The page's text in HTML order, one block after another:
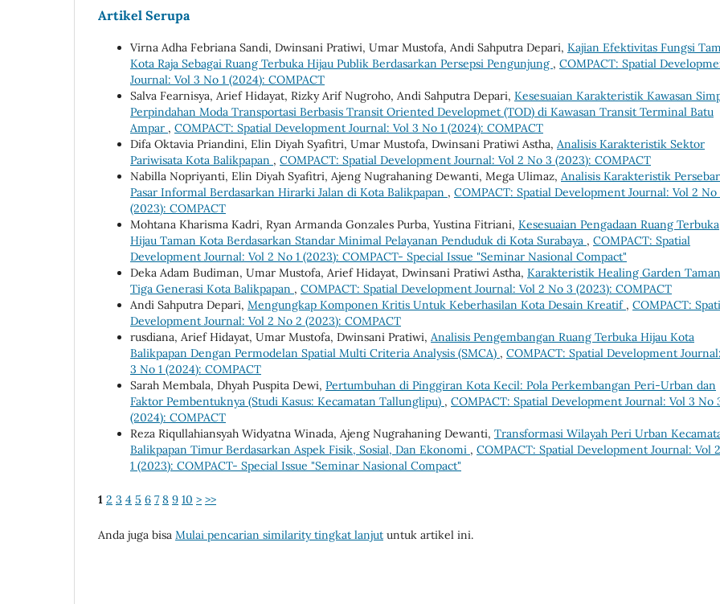
Artikel Serupa
Virna Adha Febriana Sandi, Dwinsani Pratiwi, Umar Mustofa, Andi Sahputra Depari, Kajian Efektivitas Fungsi
Kota Raja Sebagai Ruang Terbuka Hijau Publik Berdasarkan Persepsi Pengunjung , COMPACT: Spatial
Journal: Vol 3 No 1 (2024): COMPACT
Salva Fearnisya, Arief Hidayat, Rizky Arif Nugroho, Andi Sahputra Depari, Kesesuaian Karakteristik Kawasan
Perpindahan Moda Transportasi Berbasis Transit Oriented Developmet (TOD) di Kawasan Transit Terminal Batu
Ampar , COMPACT: Spatial Development Journal: Vol 3 No 1 (2024): COMPACT
Difa Oktavia Priandini, Elin Diyah Syafitri, Umar Mustofa, Dwinsani Pratiwi Astha, Analisis Karakteristik Sektor
Pariwisata Kota Balikpapan , COMPACT: Spatial Development Journal: Vol 2 No 3 (2023): COMPACT
Nabilla Nopriyanti, Elin Diyah Syafitri, Ajeng Nugrahaning Dewanti, Mega Ulimaz, Analisis Karakteristik
Pasar Informal Berdasarkan Hirarki Jalan di Kota Balikpapan , COMPACT: Spatial Development Journal: Vol 2 No
(2023): COMPACT
Mohtana Kharisma Kadri, Ryan Armanda Gonzales Purba, Yustina Fitriani, Kesesuaian Pengadaan Ruang Terbuka
Hijau Taman Kota Berdasarkan Standar Minimal Pelayanan Penduduk di Kota Surabaya , COMPACT: Spatial
Development Journal: Vol 2 No 1 (2023): COMPACT- Special Issue "Seminar Nasional Compact"
Deka Adam Budiman, Umar Mustofa, Arief Hidayat, Dwinsani Pratiwi Astha, Karakteristik Healing Garden Taman
Tiga Generasi Kota Balikpapan , COMPACT: Spatial Development Journal: Vol 2 No 3 (2023): COMPACT
Andi Sahputra Depari, Mengungkap Komponen Kritis Untuk Keberhasilan Kota Desain Kreatif , COMPACT:
Development Journal: Vol 2 No 2 (2023): COMPACT
rusdiana, Arief Hidayat, Umar Mustofa, Dwinsani Pratiwi, Analisis Pengembangan Ruang Terbuka Hijau Kota
Balikpapan Dengan Permodelan Spatial Multi Criteria Analysis (SMCA) , COMPACT: Spatial Development
3 No 1 (2024): COMPACT
Sarah Membala, Dhyah Puspita Dewi, Pertumbuhan di Pinggiran Kota Kecil: Pola Perkembangan Peri-Urban dan
Faktor Pembentuknya (Studi Kasus: Kecamatan Tallunglipu) , COMPACT: Spatial Development Journal: Vol 3 No
(2024): COMPACT
Reza Riqullahiansyah Widyatna Winada, Ajeng Nugrahaning Dewanti, Transformasi Wilayah Peri Urban
Balikpapan Timur Berdasarkan Aspek Fisik, Sosial, Dan Ekonomi , COMPACT: Spatial Development Journal: Vol
1 (2023): COMPACT- Special Issue "Seminar Nasional Compact"
1 2 3 4 5 6 7 8 9 10 > >>
Anda juga bisa Mulai pencarian similarity tingkat lanjut untuk artikel ini.